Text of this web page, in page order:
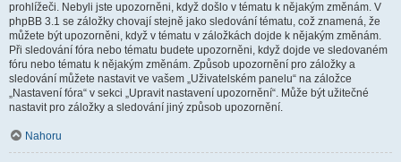
prohlížeči. Nebyli jste upozorněni, když došlo v tématu k nějakým změnám. V
phpBB 3.1 se záložky chovají stejně jako sledování tématu, což znamená, že
můžete být upozorněni, když v tématu v záložkách dojde k nějakým změnám.
Při sledování fóra nebo tématu budete upozorněni, když dojde ve sledovaném
fóru nebo tématu k nějakým změnám. Způsob upozornění pro záložky a
sledování můžete nastavit ve vašem „Uživatelském panelu“ na záložce
„Nastavení fóra“ v sekci „Upravit nastavení upozornění“. Může být užitečné
nastavit pro záložky a sledování jiný způsob upozornění.
Nahoru